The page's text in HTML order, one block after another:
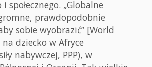
„Globalne
prawdopodobnie
sobie wyobrazić” [World
dziecko w Afryce
nabywczej, PPP), w